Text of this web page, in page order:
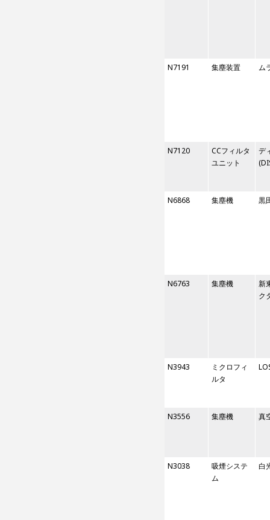
N7191 集塵装置 ム
N7120
CCフィルタ
ユニット
デ
N6868 集塵機 黒
N6763 集塵機
新
ク
N3943
ミクロフィ
ルタ
N3556 集塵機 真
N3038
吸煙システ
ム
白